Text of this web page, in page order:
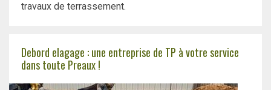
travaux de terrassement.
Debord elagage : une entreprise de TP à votre service
dans toute Preaux !